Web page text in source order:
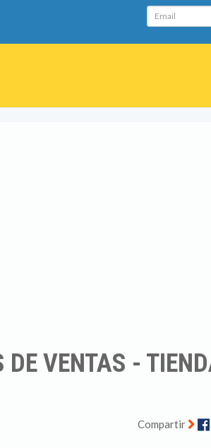
Email
VENTAS -
Compartir